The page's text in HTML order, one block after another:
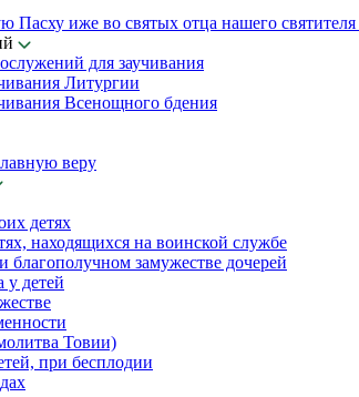
Пасху иже во святых отца нашего святителя
для заучивания
Литургии
Всенощного бдения
веру
детях
находящихся на воинской службе
замужестве дочерей
детей
Товии)
при бесплодии